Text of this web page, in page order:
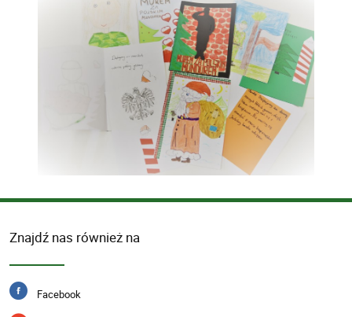
Znajdź nas również na
Facebook